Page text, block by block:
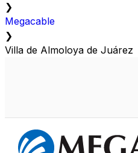
❯
Megacable
❯
Villa de Almoloya de Juárez